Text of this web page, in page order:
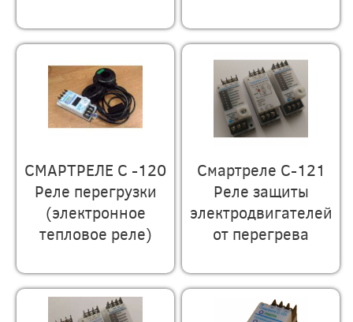
СМАРТРЕЛЕ С -120
Реле перегрузки
(электронное
тепловое реле)
Смартреле С-121
Реле защиты
электродвигателей
от перегрева